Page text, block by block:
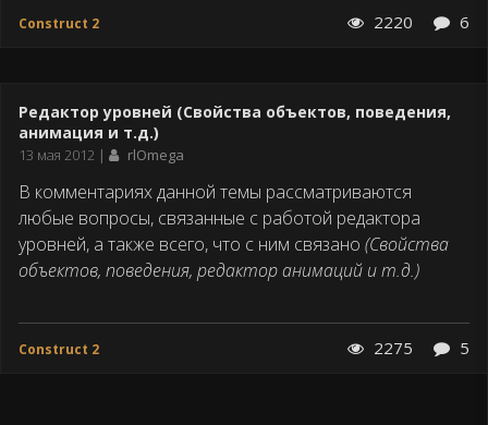
Construct 2 2220 6
Редактор уровней (Свойства объектов, поведения,
анимация и т.д.)
Дата
13 мая 2012 rlOmega
В комментариях данной темы рассматриваются
любые вопросы, связанные с работой редактора
уровней, а также всего, что с ним связано (Свойства
объектов, поведения, редактор анимаций и т.д.)
Construct 2 2275 5